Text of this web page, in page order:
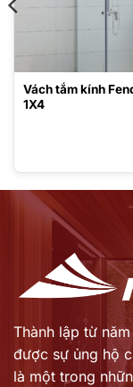
Vách tắm kính
1X4
Thành lập từ
được sự ủng hộ
là một trong